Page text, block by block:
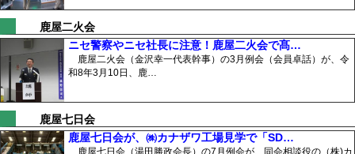
鹿屋二火会
ニセ警察やニセ社長に注意！鹿屋二火会で髙…
鹿屋二火会（金沢幸一代表幹事）の3月例会（会員卓話）が、令
和8年3月10日、鹿…
鹿屋七日会
鹿屋七日会が、㈱カナザワ工場見学で「SD…
鹿屋七日会（湯田勝政会長）の7月例会が、同会相談役の（株)カ